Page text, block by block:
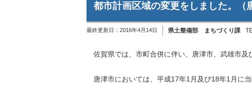
都市計画区域の変更をしました。（
最終更新日： 2016年4月14日 県土整備部 まちづくり課
佐賀県では、市町合併に伴い、唐津市、武雄市
唐津市においては、平成17年1月及び18年1月に